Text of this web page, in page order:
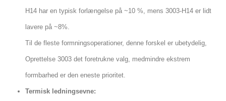
H14 har en typisk forlængelse på ~10 %, mens 3003-H14 er lidt
lavere på ~8%.
Til de fleste formningsoperationer, denne forskel er ubetydelig,
Oprettelse 3003 det foretrukne valg, medmindre ekstrem
formbarhed er den eneste prioritet.
Termisk ledningsevne: